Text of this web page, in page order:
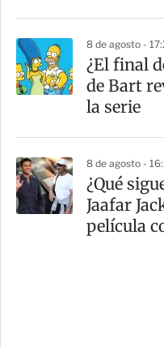
8 de agosto -
¿El final
de Bart
la serie
8 de agosto -
¿Qué
Jaafar
película